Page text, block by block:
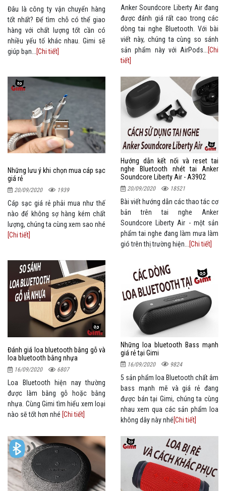
Đâu là công ty vận chuyển hàng
tốt nhất? Để tìm chỗ có thể giao
hàng với chất lượng tốt cần có
nhiều yếu tố khác nhau. Gimi sẽ
giúp bạn...
[Chi tiết]
Anker Soundcore Liberty Air đang
được đánh giá rất cao trong các
dòng tai nghe Bluetooth. Với bài
viết này, chúng ta cùng so sánh
sản phẩm này với AirPods...
[Chi
tiết]
Những lưu ý khi chọn mua cáp sạc
giá rẻ
20/09/2020 1939
Cáp sạc giá rẻ phải mua như thế
nào để không sợ hàng kém chất
lượng, chúng ta cùng xem sao nhé
[Chi tiết]
Hướng dẫn kết nối và reset tai
nghe Bluetooth nhét tai Anker
Soundcore Liberty Air - A3902
20/09/2020 18521
Bài viết hướng dẫn các thao tác cơ
bản trên tai nghe Anker
Soundcore Liberty Air - một sản
phẩm tai nghe đang làm mưa làm
gió trên thị trường hiện...[Chi tiết]
Đánh giá loa bluetooth bằng gỗ và
loa bluetooth bằng nhựa
16/09/2020 6807
Loa Bluetooth hiện nay thường
được làm bằng gỗ hoặc bằng
nhựa. Cùng Gimi tìm hiểu xem loại
nào sẽ tốt hơn nhé [Chi tiết]
Những loa bluetooth Bass mạnh
giá rẻ tại Gimi
16/09/2020 9824
5 sản phẩm loa Bluetooth chất âm
bass mạnh mẽ và giá rẻ đang
được bán tại Gimi, chúng ta cùng
nhau xem qua các sản phẩm loa
không dây này nhé[Chi tiết]